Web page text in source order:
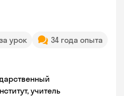
урок
34 года опыта
учитель